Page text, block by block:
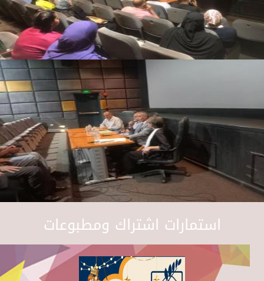
استمارات اشتراك ومطبوعات